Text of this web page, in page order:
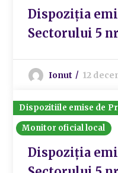
Dispoziția
Sectorului 5
Ionut 12
Dispozitiile emise de
Monitor oficial local
Dispoziția